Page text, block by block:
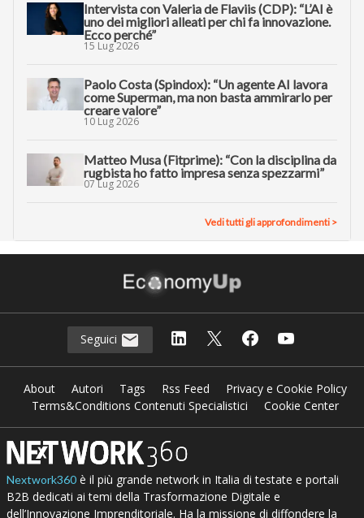
Intervista con Valeria de Flaviis (CDP): “L’AI è
uno dei migliori alleati per chi fa innovazione.
Ecco perché”
15 Lug 2026
Paolo Costa (Spindox): “Un agente AI lavora
come Superman, ma non basta ammirarlo per
creare valore”
10 Lug 2026
Matteo Musa (Fitprime): “Con la disciplina da
rugbista ho fatto impresa senza spezzarmi”
07 Lug 2026
Vedi tutti gli approfondimenti >
Seguici
About Autori Tags Rss Feed
Privacy e Cookie Policy
Terms&Conditions Contenuti Specialistici
Cookie Center
Nextwork360è il più grande network in Italia di testate e portali
B2B dedicati ai temi della Trasformazione Digitale e
dell’Innovazione Imprenditoriale. Ha la missione di diffondere la